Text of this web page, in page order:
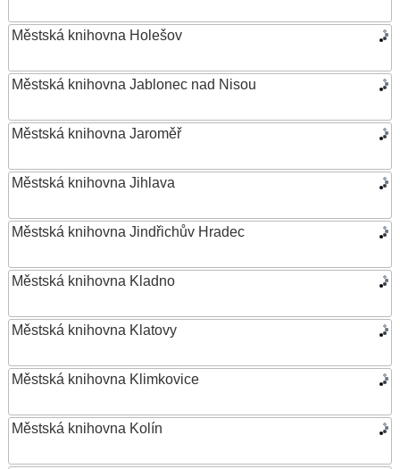
Městská knihovna Holešov
Městská knihovna Jablonec nad Nisou
Městská knihovna Jaroměř
Městská knihovna Jihlava
Městská knihovna Jindřichův Hradec
Městská knihovna Kladno
Městská knihovna Klatovy
Městská knihovna Klimkovice
Městská knihovna Kolín